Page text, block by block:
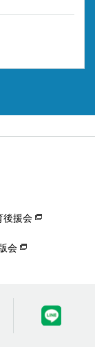
後援会
会